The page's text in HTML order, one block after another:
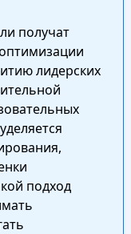
получат
лидерских
подход